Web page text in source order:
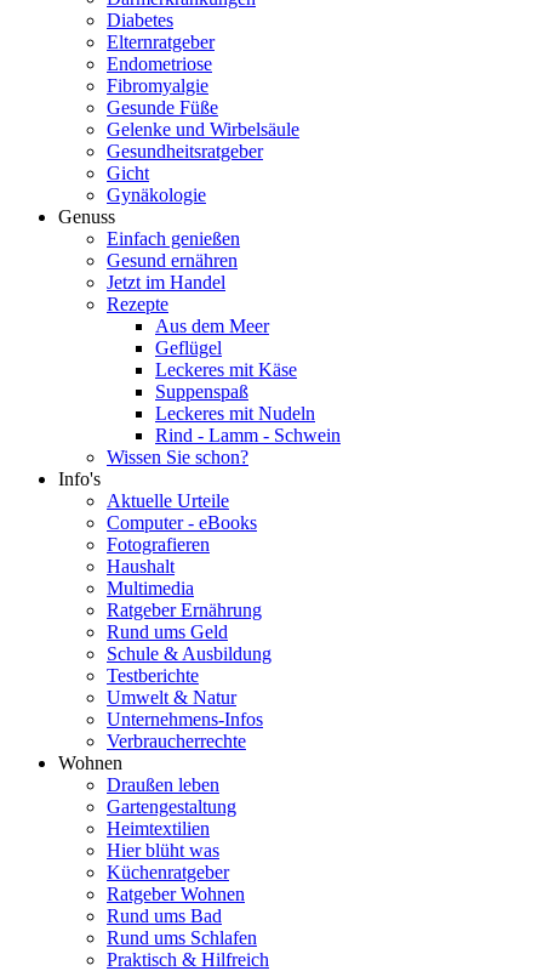
Diabetes
Elternratgeber
Endometriose
Fibromyalgie
Gesunde Füße
Gelenke und Wirbelsäule
Gesundheitsratgeber
Gicht
Gynäkologie
Genuss
Einfach genießen
Gesund ernähren
Jetzt im Handel
Rezepte
Aus dem Meer
Geflügel
Leckeres mit Käse
Suppenspaß
Leckeres mit Nudeln
Rind - Lamm - Schwein
Wissen Sie schon?
Info's
Aktuelle Urteile
Computer - eBooks
Fotografieren
Haushalt
Multimedia
Ratgeber Ernährung
Rund ums Geld
Schule & Ausbildung
Testberichte
Umwelt & Natur
Unternehmens-Infos
Verbraucherrechte
Wohnen
Draußen leben
Gartengestaltung
Heimtextilien
Hier blüht was
Küchenratgeber
Ratgeber Wohnen
Rund ums Bad
Rund ums Schlafen
Praktisch & Hilfreich